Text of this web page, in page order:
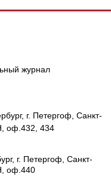
журнал
г. Петергоф, Санкт-
оф.432, 434
г. Петергоф, Санкт-
оф.440